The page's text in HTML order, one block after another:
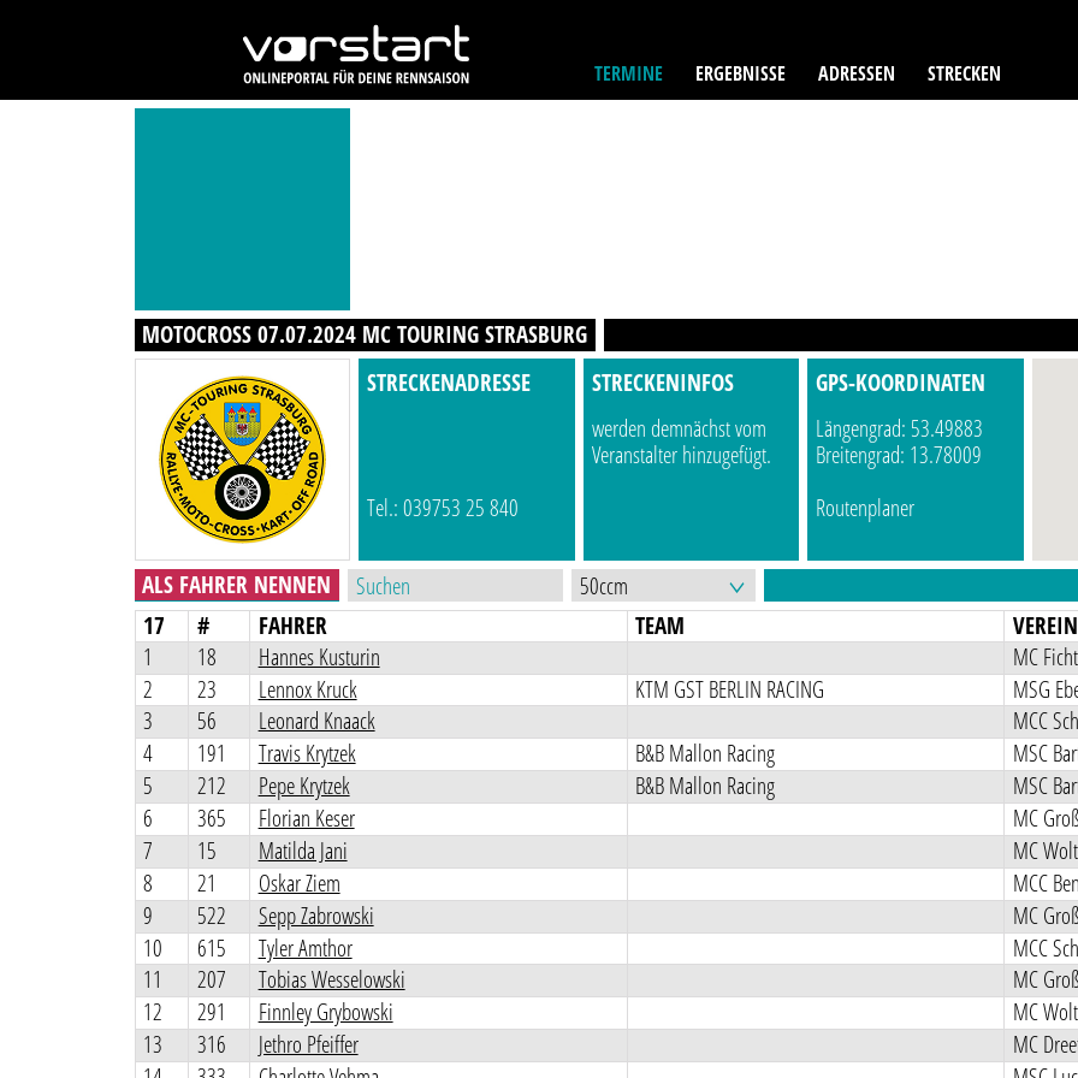
TERMINE ERGEBNISSE ADRESSEN STRECKEN
MOTOCROSS 07.07.2024 MC TOURING STRASBURG
STRECKENADRESSE
Tel.: 039753 25 840
STRECKENINFOS
werden demnächst vom
Veranstalter hinzugefügt.
GPS-KOORDINATEN
Längengrad: 53.49883
Breitengrad: 13.78009
Routenplaner
ALS FAHRER NENNEN
17
# FAHRER TEAM VEREIN
1
18 Hannes Kusturin MC
2
23 Lennox Kruck KTM GST BERLIN RACING MSG
3
56 Leonard Knaack
4
191 Travis Krytzek B&B Mallon Racing MSC
5
212 Pepe Krytzek B&B Mallon Racing MSC
6
365 Florian Keser MC
7
15 Matilda Jani MC
8
21 Oskar Ziem MCC
9
522 Sepp Zabrowski MC
10
615 Tyler Amthor
11
207 Tobias Wesselowski MC
12
291 Finnley Grybowski MC
13
316 Jethro Pfeiffer MC